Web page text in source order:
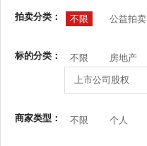
拍卖分类： 不限 公益拍卖
标的分类： 不限 房地产
上市公司股权
商家类型： 不限 个人